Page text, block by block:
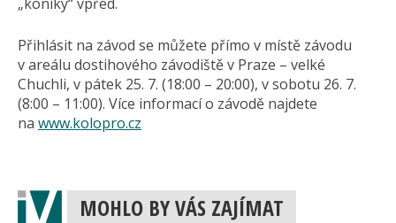
Přihlásit na závod se můžete přímo v místě závodu
v areálu dostihového závodiště v Praze – velké
Chuchli, v pátek 25. 7. (18:00 – 20:00), v sobotu 26. 7.
(8:00 – 11:00). Více informací o závodě najdete
na www.kolopro.cz
MOHLO BY VÁS ZAJÍMAT